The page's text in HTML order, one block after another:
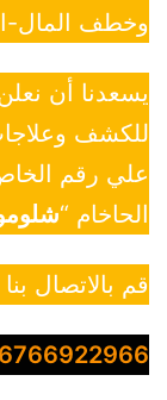
وخطف المال-
يسعدنا أن
للكشف
علي رقم
الحاخام “
قم بالاتصال